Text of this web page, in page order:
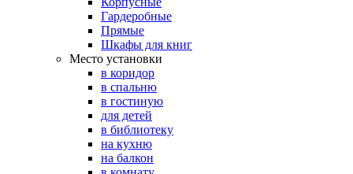
Гардеробные
Прямые
Шкафы для книг
Место установки
в коридор
в спальню
в гостиную
для детей
в библиотеку
на кухню
на балкон